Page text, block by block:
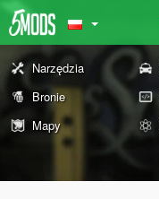
Narzędzia
Bronie
Mapy